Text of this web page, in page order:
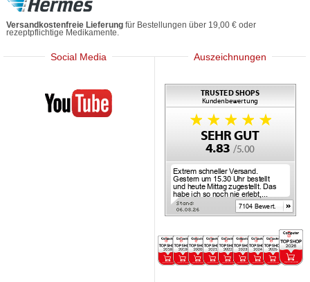
Versandkostenfreie Lieferung für Bestellungen über 19,00 € oder
rezeptpflichtige Medikamente.
Social Media
Mediherz
Auszeichnungen